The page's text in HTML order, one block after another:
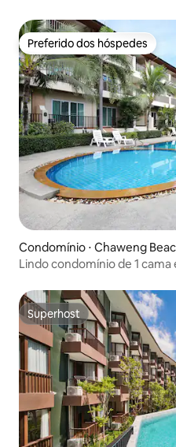
Preferido dos hóspedes
Preferido dos hóspedes
Condomínio ⋅ Chaweng
Lindo condomínio de 1
Superhost
Superhost